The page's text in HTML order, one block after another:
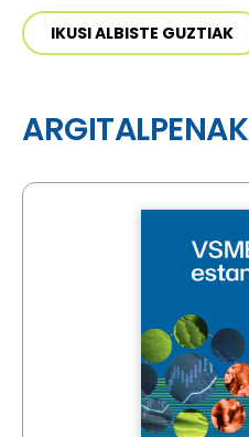
IKUSI ALBISTE GUZTIAK
ARGITALPENAK